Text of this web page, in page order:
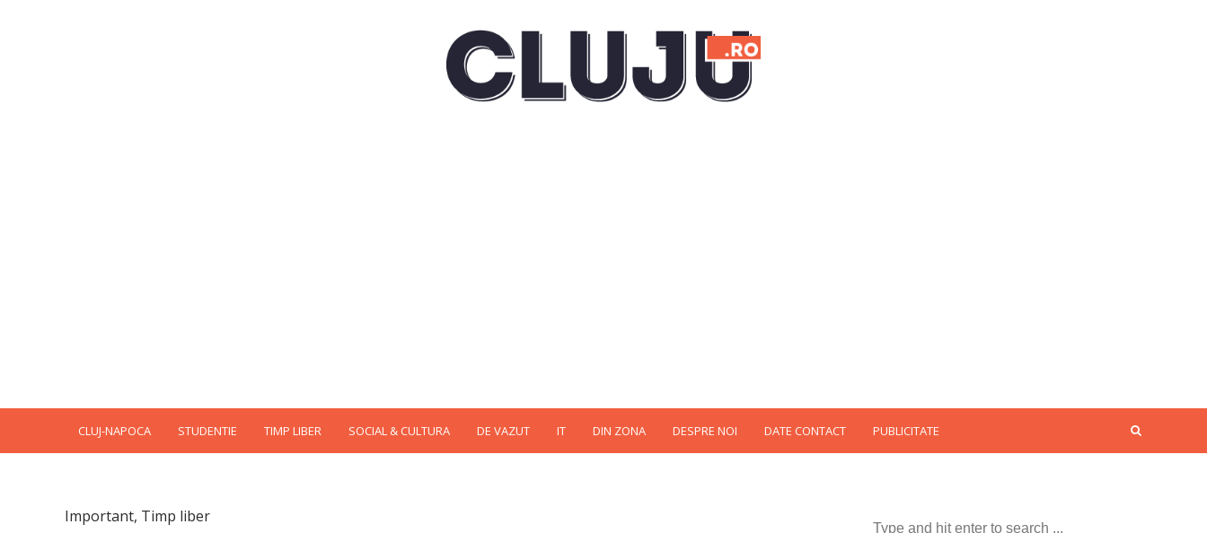
CLUJ-NAPOCA STUDENTIE TIMP LIBER SOCIAL & CULTURA DE VAZUT IT DIN ZONA DESPRE NOI DATE CONTACT PUBLICITATE
Important, Timp liber